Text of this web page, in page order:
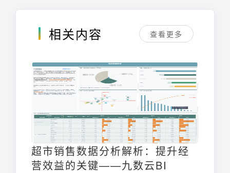
相关内容 查看更多
超市销售数据分析解析：提升经
营效益的关键——九数云BI